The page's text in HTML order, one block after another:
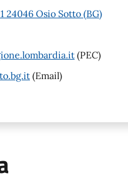
24046 Osio Sotto (BG)
(PEC)
(Email)